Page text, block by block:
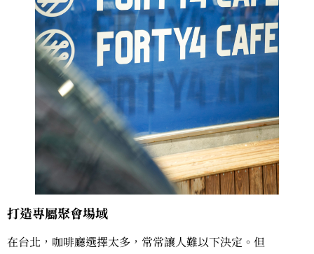
打造專屬聚會場域
在台北，咖啡廳選擇太多，常常讓人難以下決定。但